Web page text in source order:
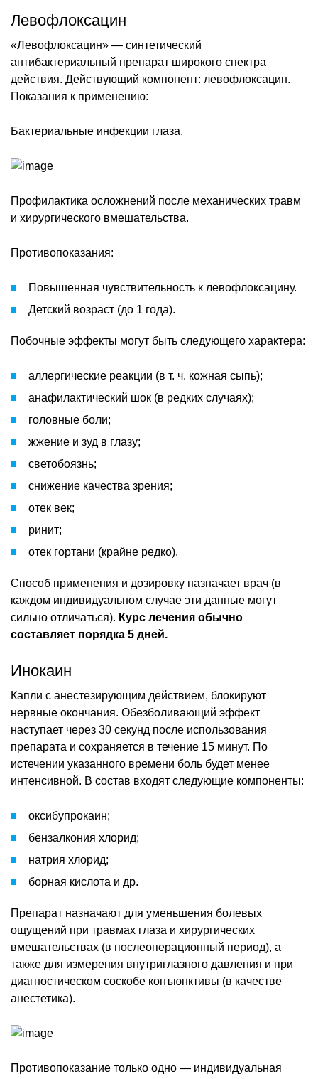
Левофлоксацин
«Левофлоксацин» — синтетический
антибактериальный препарат широкого спектра
действия. Действующий компонент: левофлоксацин.
Показания к применению:
Бактериальные инфекции глаза.
Профилактика осложнений после механических травм
и хирургического вмешательства.
Противопоказания:
Повышенная чувствительность к левофлоксацину.
Детский возраст (до 1 года).
Побочные эффекты могут быть следующего характера:
аллергические реакции (в т. ч. кожная сыпь);
анафилактический шок (в редких случаях);
головные боли;
жжение и зуд в глазу;
светобоязнь;
снижение качества зрения;
отек век;
ринит;
отек гортани (крайне редко).
Способ применения и дозировку назначает врач (в
каждом индивидуальном случае эти данные могут
сильно отличаться). Курс лечения обычно
составляет порядка 5 дней.
Инокаин
Капли с анестезирующим действием, блокируют
нервные окончания. Обезболивающий эффект
наступает через 30 секунд после использования
препарата и сохраняется в течение 15 минут. По
истечении указанного времени боль будет менее
интенсивной. В состав входят следующие компоненты:
оксибупрокаин;
бензалкония хлорид;
натрия хлорид;
борная кислота и др.
Препарат назначают для уменьшения болевых
ощущений при травмах глаза и хирургических
вмешательствах (в послеоперационный период), а
также для измерения внутриглазного давления и при
диагностическом соскобе конъюнктивы (в качестве
анестетика).
Противопоказание только одно — индивидуальная